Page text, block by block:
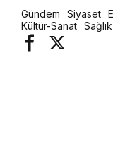
oto
kiralama
parça
eşya
Gündem Siyaset
Kültür-Sanat Sağlık